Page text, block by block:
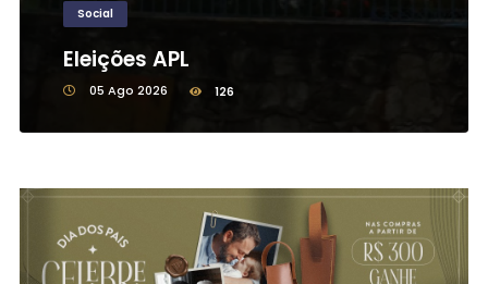
Social
Eleições APL
05 Ago 2026 126